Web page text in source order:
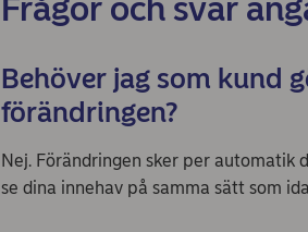
Frågor och svar
Behöver jag som kund
förändringen?
Nej. Förändringen sker per automatik
se dina innehav på samma sätt som